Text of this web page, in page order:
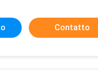
Contatto